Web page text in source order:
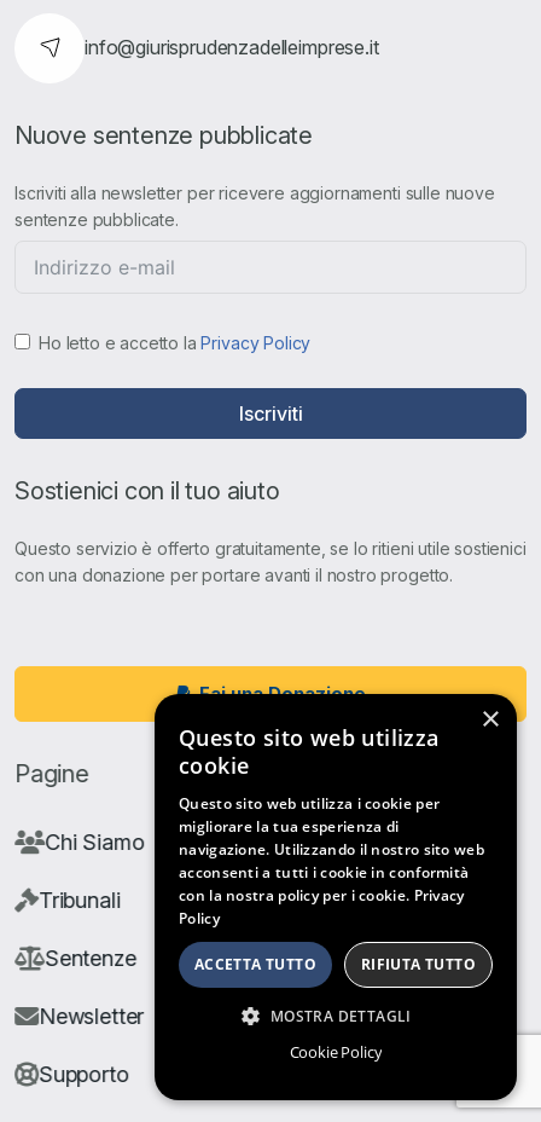
info@giurisprudenzadelleimprese.it
Nuove sentenze pubblicate
Iscriviti alla newsletter per ricevere aggiornamenti sulle nuove
sentenze pubblicate.
Ho letto e accetto laPrivacy Policy
Iscriviti
Sostienici con il tuo aiuto
Questo servizio è offerto gratuitamente, se lo ritieni utile sostienici
con una donazione per portare avanti il nostro progetto.
Fai una Donazione
Pagine
Chi Siamo
Tribunali
Sentenze
Newsletter
Supporto
×
Questo sito web utilizza
cookie
Questo sito web utilizza i cookie per
migliorare la tua esperienza di
navigazione. Utilizzando il nostro sito web
acconsenti a tutti i cookie in conformità
con la nostra policy per i cookie. Privacy
Policy
ACCETTA TUTTO RIFIUTA TUTTO
MOSTRA DETTAGLI
Cookie Policy